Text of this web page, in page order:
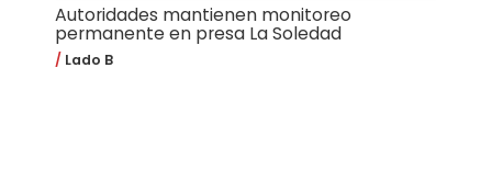
Autoridades mantienen monitoreo
permanente en presa La Soledad
Lado B